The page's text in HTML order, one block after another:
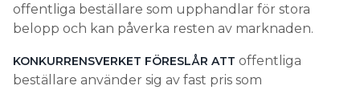
offentliga beställare som upphandlar för stora
belopp och kan påverka resten av marknaden.
KONKURRENSVERKET FÖRESLÅR ATT offentliga
beställare använder sig av fast pris som